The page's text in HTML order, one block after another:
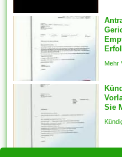
generiert des weiteren ein
fester Schnappschuss der
ausgewählten Features
mit welcher...
Mehr
Sie